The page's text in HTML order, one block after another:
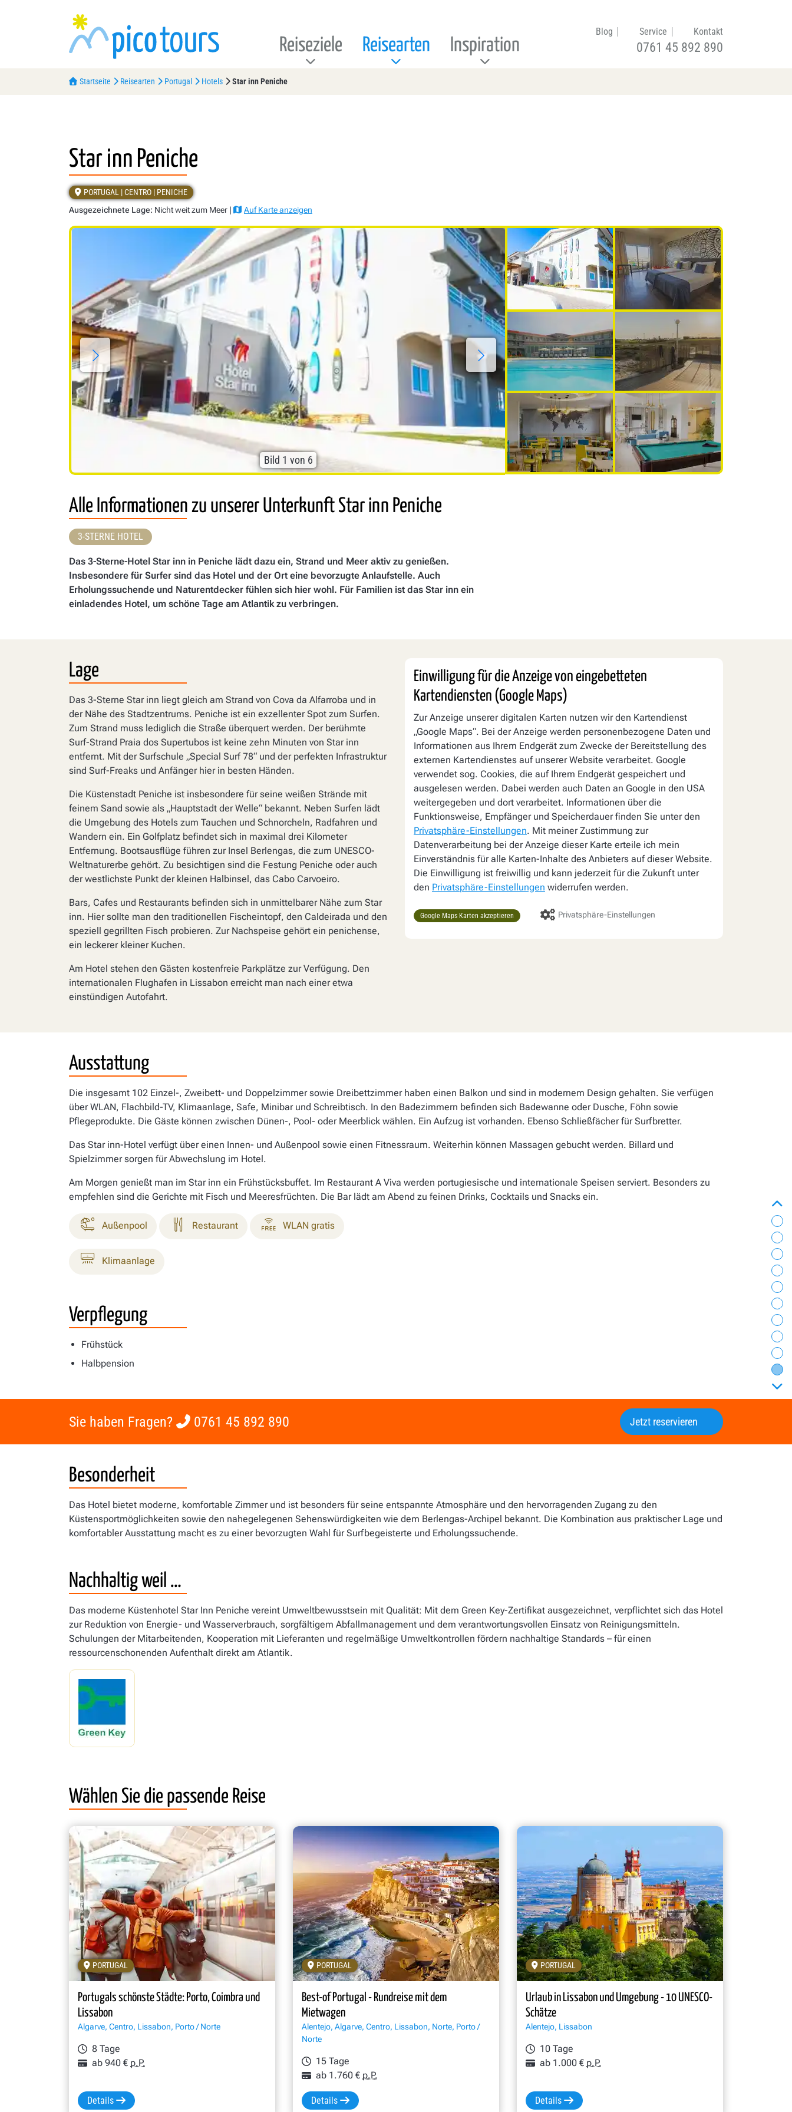
Reiseziele Reisearten Inspiration
Blog Service Kontakt
0761 45 892 890
Startseite Reisearten Portugal Hotels Star inn Peniche
Star inn Peniche
PORTUGAL | CENTRO | PENICHE
Ausgezeichnete Lage: Nicht weit zum Meer | Auf Karte anzeigen
Bild 1 von 6
Alle Informationen zu unserer Unterkunft Star inn Peniche
3-STERNE HOTEL
Das 3-Sterne-Hotel Star inn in Peniche lädt dazu ein, Strand und Meer aktiv zu genießen.
Insbesondere für Surfer sind das Hotel und der Ort eine bevorzugte Anlaufstelle. Auch
Erholungssuchende und Naturentdecker fühlen sich hier wohl. Für Familien ist das Star inn ein
einladendes Hotel, um schöne Tage am Atlantik zu verbringen.
Lage
Das 3-Sterne Star inn liegt gleich am Strand von Cova da Alfarroba und in
der Nähe des Stadtzentrums. Peniche ist ein exzellenter Spot zum Surfen.
Zum Strand muss lediglich die Straße überquert werden. Der berühmte
Surf-Strand Praia dos Supertubos ist keine zehn Minuten von Star inn
entfernt. Mit der Surfschule „Special Surf 78“ und der perfekten Infrastruktur
sind Surf-Freaks und Anfänger hier in besten Händen.
Die Küstenstadt Peniche ist insbesondere für seine weißen Strände mit
feinem Sand sowie als „Hauptstadt der Welle“ bekannt. Neben Surfen lädt
die Umgebung des Hotels zum Tauchen und Schnorcheln, Radfahren und
Wandern ein. Ein Golfplatz befindet sich in maximal drei Kilometer
Entfernung. Bootsausflüge führen zur Insel Berlengas, die zum UNESCO-
Weltnaturerbe gehört. Zu besichtigen sind die Festung Peniche oder auch
der westlichste Punkt der kleinen Halbinsel, das Cabo Carvoeiro.
Bars, Cafes und Restaurants befinden sich in unmittelbarer Nähe zum Star
inn. Hier sollte man den traditionellen Fischeintopf, den Caldeirada und den
speziell gegrillten Fisch probieren. Zur Nachspeise gehört ein penichense,
ein leckerer kleiner Kuchen.
Am Hotel stehen den Gästen kostenfreie Parkplätze zur Verfügung. Den
internationalen Flughafen in Lissabon erreicht man nach einer etwa
einstündigen Autofahrt.
Einwilligung für die Anzeige von eingebetteten
Kartendiensten (Google Maps)
Zur Anzeige unserer digitalen Karten nutzen wir den Kartendienst
„Google Maps“. Bei der Anzeige werden personenbezogene Daten und
Informationen aus Ihrem Endgerät zum Zwecke der Bereitstellung des
externen Kartendienstes auf unserer Website verarbeitet. Google
verwendet sog. Cookies, die auf Ihrem Endgerät gespeichert und
ausgelesen werden. Dabei werden auch Daten an Google in den USA
weitergegeben und dort verarbeitet. Informationen über die
Funktionsweise, Empfänger und Speicherdauer finden Sie unter den
Privatsphäre-Einstellungen. Mit meiner Zustimmung zur
Datenverarbeitung bei der Anzeige dieser Karte erteile ich mein
Einverständnis für alle Karten-Inhalte des Anbieters auf dieser Website.
Die Einwilligung ist freiwillig und kann jederzeit für die Zukunft unter
den Privatsphäre-Einstellungen widerrufen werden.
Google Maps Karten akzeptieren Privatsphäre-Einstellungen
Ausstattung
Die insgesamt 102 Einzel-, Zweibett- und Doppelzimmer sowie Dreibettzimmer haben einen Balkon und sind in modernem Design gehalten. Sie verfügen
über WLAN, Flachbild-TV, Klimaanlage, Safe, Minibar und Schreibtisch. In den Badezimmern befinden sich Badewanne oder Dusche, Föhn sowie
Pflegeprodukte. Die Gäste können zwischen Dünen-, Pool- oder Meerblick wählen. Ein Aufzug ist vorhanden. Ebenso Schließfächer für Surfbretter.
Das Star inn-Hotel verfügt über einen Innen- und Außenpool sowie einen Fitnessraum. Weiterhin können Massagen gebucht werden. Billard und
Spielzimmer sorgen für Abwechslung im Hotel.
Am Morgen genießt man im Star inn ein Frühstücksbuffet. Im Restaurant A Viva werden portugiesische und internationale Speisen serviert. Besonders zu
empfehlen sind die Gerichte mit Fisch und Meeresfrüchten. Die Bar lädt am Abend zu feinen Drinks, Cocktails und Snacks ein.
Außenpool Restaurant WLAN gratis
Klimaanlage
Verpflegung
Frühstück
Halbpension
Sie haben Fragen? 0761 45 892 890 Jetzt reservieren
Besonderheit
Das Hotel bietet moderne, komfortable Zimmer und ist besonders für seine entspannte Atmosphäre und den hervorragenden Zugang zu den
Küstensportmöglichkeiten sowie den nahegelegenen Sehenswürdigkeiten wie dem Berlengas-Archipel bekannt. Die Kombination aus praktischer Lage und
komfortabler Ausstattung macht es zu einer bevorzugten Wahl für Surfbegeisterte und Erholungssuchende.
Nachhaltig weil …
Das moderne Küstenhotel Star Inn Peniche vereint Umweltbewusstsein mit Qualität: Mit dem Green Key-Zertifikat ausgezeichnet, verpflichtet sich das Hotel
zur Reduktion von Energie- und Wasserverbrauch, sorgfältigem Abfallmanagement und dem verantwortungsvollen Einsatz von Reinigungsmitteln.
Schulungen der Mitarbeitenden, Kooperation mit Lieferanten und regelmäßige Umweltkontrollen fördern nachhaltige Standards – für einen
ressourcenschonenden Aufenthalt direkt am Atlantik.
Wählen Sie die passende Reise
PORTUGAL
Portugals schönste Städte: Porto, Coimbra und
Lissabon
Algarve, Centro, Lissabon, Porto / Norte
8 Tage
ab 940 € p.P.
Details
PORTUGAL
Best-of Portugal - Rundreise mit dem
Mietwagen
Alentejo, Algarve, Centro, Lissabon, Norte, Porto /
Norte
15 Tage
ab 1.760 € p.P.
Details
PORTUGAL
Urlaub in Lissabon und Umgebung - 10 UNESCO-
Schätze
Alentejo, Lissabon
10 Tage
ab 1.000 € p.P.
Details
vor